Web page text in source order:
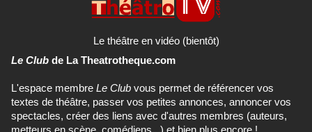
Le théâtre en vidéo (bientôt)
Le Club de La Theatrotheque.com
L'espace membre Le Club vous permet de référencer vos
textes de théâtre, passer vos petites annonces, annoncer vos
spectacles, créer des liens avec d'autres membres (auteurs,
metteurs en scène, comédiens...) et bien plus encore !